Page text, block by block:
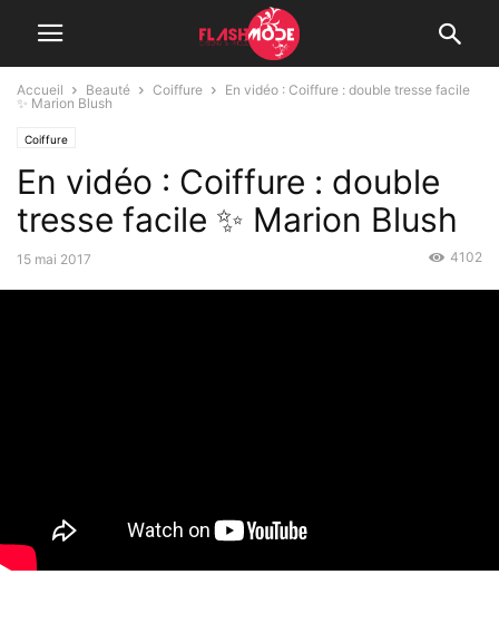
Accueil Beauté Coiffure
En vidéo : Coiffure : double tresse facile
✨ Marion Blush
Coiffure
En vidéo : Coiffure : double
tresse facile ✨ Marion Blush
15 mai 2017 4102